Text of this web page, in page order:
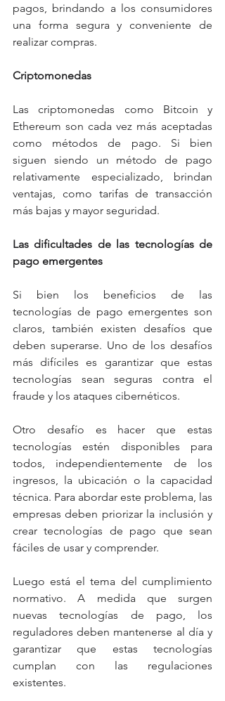
pagos, brindando a los consumidores
una forma segura y conveniente de
realizar compras.
Criptomonedas
Las criptomonedas como Bitcoin y
Ethereum son cada vez más aceptadas
como métodos de pago. Si bien
siguen siendo un método de pago
relativamente especializado, brindan
ventajas, como tarifas de transacción
más bajas y mayor seguridad.
Las dificultades de las tecnologías de
pago emergentes
Si bien los beneficios de las
tecnologías de pago emergentes son
claros, también existen desafíos que
deben superarse. Uno de los desafíos
más difíciles es garantizar que estas
tecnologías sean seguras contra el
fraude y los ataques cibernéticos.
Otro desafío es hacer que estas
tecnologías estén disponibles para
todos, independientemente de los
ingresos, la ubicación o la capacidad
técnica. Para abordar este problema, las
empresas deben priorizar la inclusión y
crear tecnologías de pago que sean
fáciles de usar y comprender.
Luego está el tema del cumplimiento
normativo. A medida que surgen
nuevas tecnologías de pago, los
reguladores deben mantenerse al día y
garantizar que estas tecnologías
cumplan con las regulaciones
existentes.